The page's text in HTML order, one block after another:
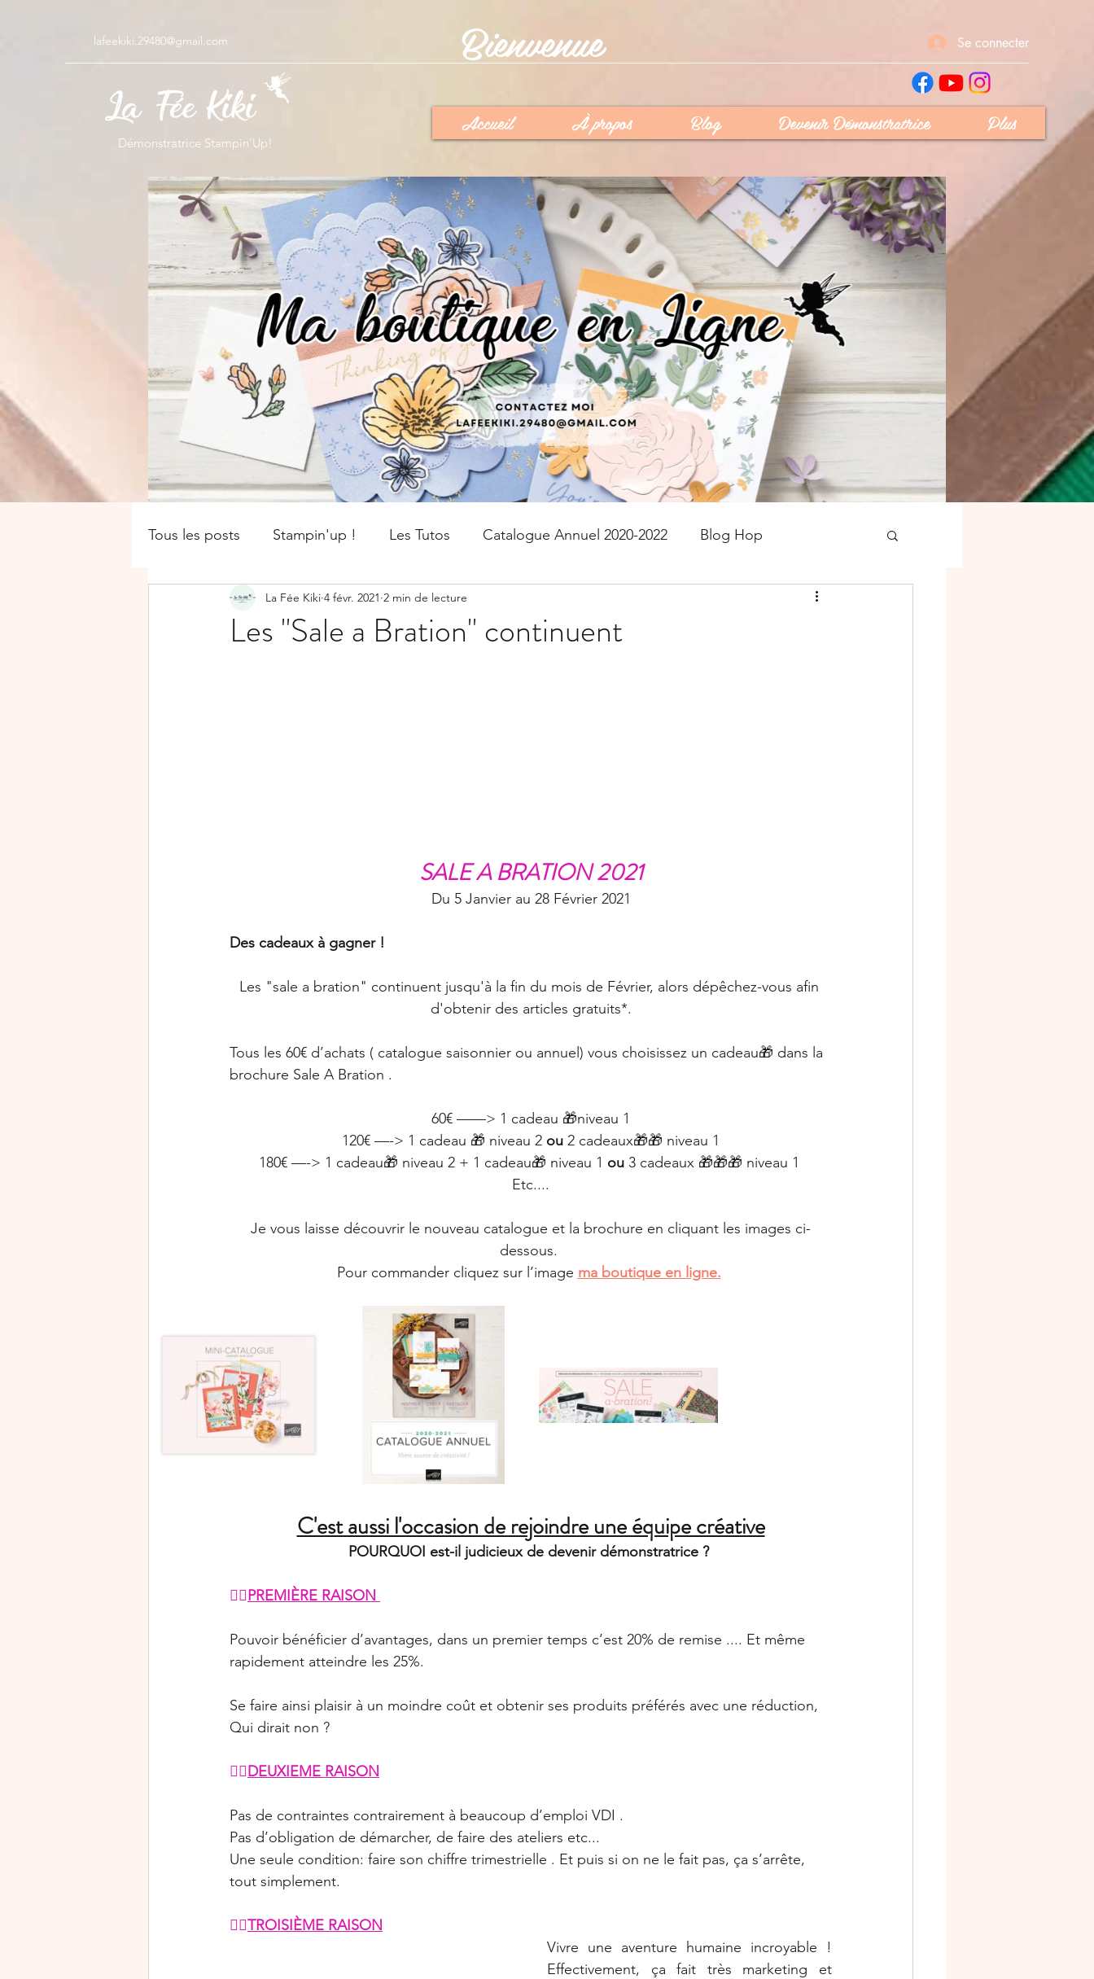
lafeekiki.29480@gmail.com Se connecter
Démonstratrice Stampin’Up!
Accueil À propos Blog Devenir Démonstratrice Plus
Bienvenue
Tous les posts Stampin'up ! Les Tutos Catalogue Annuel 2020-2022 Blog Hop
catalogue saisonnier Offres kits
catalogue annuel 2023-2024 Automne 🍂
Les "Sale a Bration" continuent
La Fée Kiki 4 févr. 2021 2 min de lecture
SALE A BRATION 2021
Du 5 Janvier au 28 Février 2021
Des cadeaux à gagner !
Les "sale a bration" continuent jusqu'à la fin du mois de Février, alors dépêchez-vous afin
d'obtenir des articles gratuits*.
Tous les 60€ d’achats ( catalogue saisonnier ou annuel) vous choisissez un cadeau🎁 dans la
brochure Sale A Bration .
60€ ——> 1 cadeau 🎁niveau 1
120€ —-> 1 cadeau 🎁 niveau 2 ou 2 cadeaux🎁🎁 niveau 1
180€ —-> 1 cadeau🎁 niveau 2 + 1 cadeau🎁 niveau 1 ou 3 cadeaux 🎁🎁🎁 niveau 1
Etc....
Je vous laisse découvrir le nouveau catalogue et la brochure en cliquant les images ci-
dessous.
Pour commander cliquez sur l’image ma boutique en ligne.
C'est aussi l'occasion de rejoindre une équipe créative
POURQUOI est-il judicieux de devenir démonstratrice ?
👉🏻PREMIÈRE RAISON
Pouvoir bénéficier d’avantages, dans un premier temps c’est 20% de remise .... Et même
rapidement atteindre les 25%.
Se faire ainsi plaisir à un moindre coût et obtenir ses produits préférés avec une réduction,
Qui dirait non ?
👉🏻DEUXIEME RAISON
Pas de contraintes contrairement à beaucoup d’emploi VDI .
Pas d’obligation de démarcher, de faire des ateliers etc...
Une seule condition: faire son chiffre trimestrielle . Et puis si on ne le fait pas, ça s’arrête,
tout simplement.
👉🏻TROISIÈME RAISON
Vivre une aventure humaine incroyable !
Effectivement, ça fait très marketing et